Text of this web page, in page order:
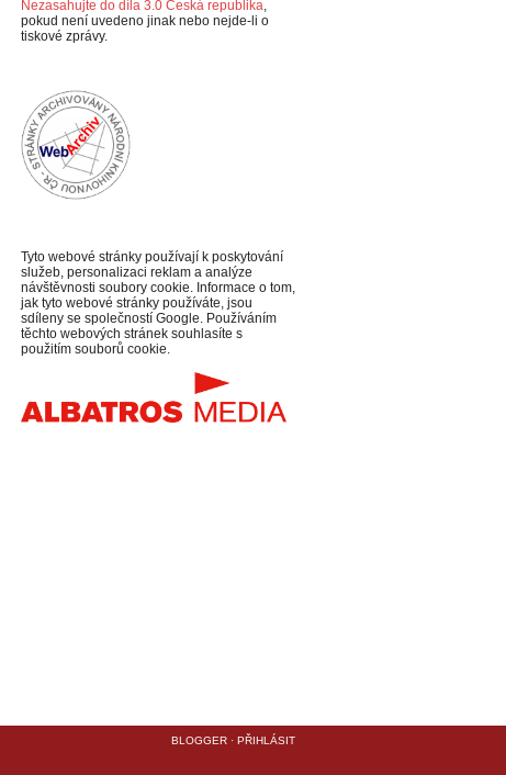
Nezasahujte do díla 3.0 Česká republika
pokud není uvedeno jinak nebo nejde-li o
tiskové zprávy.
Tyto webové stránky používají k poskytování
služeb, personalizaci reklam a analýze
návštěvnosti soubory cookie. Informace o tom,
jak tyto webové stránky používáte, jsou
sdíleny se společností Google. Používáním
těchto webových stránek souhlasíte s
použitím souborů cookie.
BLOGGER · PŘIHLÁSIT